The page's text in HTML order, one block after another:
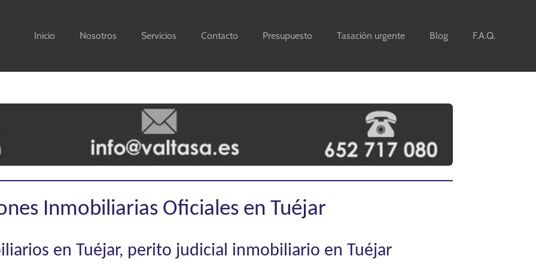
Inicio Nosotros Servicios Contacto Presupuesto Tasación urgente Blog F.A.Q.
Inmobiliarias Oficiales en Tuéjar
en Tuéjar, perito judicial inmobiliario en Tuéjar